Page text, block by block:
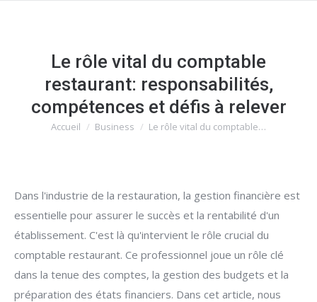
Le rôle vital du comptable
restaurant: responsabilités,
compétences et défis à relever
Vous êtes ici :
Accueil Business Le rôle vital du comptable…
Dans l'industrie de la restauration, la gestion financière est
essentielle pour assurer le succès et la rentabilité d'un
établissement. C'est là qu'intervient le rôle crucial du
comptable restaurant. Ce professionnel joue un rôle clé
dans la tenue des comptes, la gestion des budgets et la
préparation des états financiers. Dans cet article, nous